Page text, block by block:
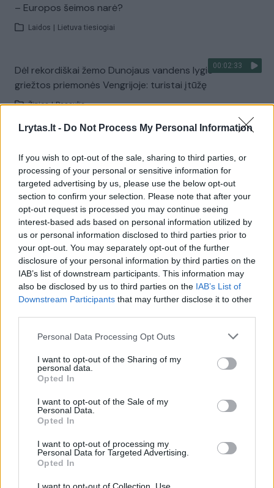
Lrytas.lt - Do Not Process My Personal Information
If you wish to opt-out of the sale, sharing to third parties, or
processing of your personal or sensitive information for
targeted advertising by us, please use the below opt-out
section to confirm your selection. Please note that after your
opt-out request is processed you may continue seeing
interest-based ads based on personal information utilized by
us or personal information disclosed to third parties prior to
your opt-out. You may separately opt-out of the further
disclosure of your personal information by third parties on the
IAB’s list of downstream participants. This information may
also be disclosed by us to third parties on the IAB’s List of
Downstream Participants that may further disclose it to other
Personal Data Processing Opt Outs
I want to opt-out of the Sharing of my
personal data.
Opted In
I want to opt-out of the Sale of my
Personal Data.
Opted In
I want to opt-out of processing my
Personal Data for Targeted Advertising.
Opted In
– Europos šeimos narė?
Laidos Lietuva tiesiogiai
00:02:33
Dėl rekordiškai žemo Dunojaus vandens lygio –
griežtos priemonės Vengrijoje: turistai įtūžę
Žinios | Pasaulis
įprotį: tą daro daugiau nei pusė pradinukų
Žinios Lietuvos diena
Visi įrašai
Žiūrimiausi įrašai
vaiko gyvybių išgelbėti nepavyko
Žinios | Lietuvos diena
00:00:57
Savaitės vidurys nusimato karštas: temperatūra kils iki
32 laipsnių šilumos